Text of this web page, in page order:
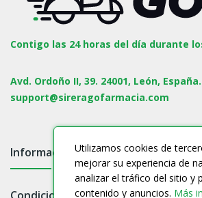
Contigo las 24 horas del día durante
Avd. Ordoño II, 39. 24001, León, España.
support@sireragofarmacia.com
Información
Utilizamos cookies de
mejorar su experiencia de
analizar el tráfico del sitio y
contenido y anuncios. Más